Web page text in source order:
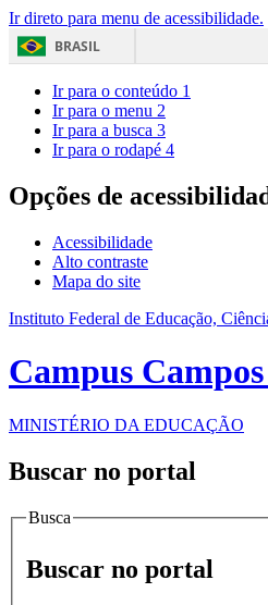
Ir direto para menu de acessibilidade.
BRASIL
Ir para o conteúdo 1
Ir para o menu 2
Ir para a busca 3
Ir para o rodapé 4
Opções de
Acessibilidade
Alto contraste
Mapa do site
Instituto Federal de Educação,
Campus
MINISTÉRIO DA EDUCAÇÃO
Buscar no portal
Busca
Buscar no portal